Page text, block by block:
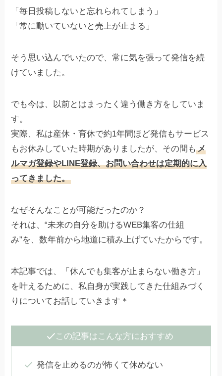
「毎日投稿しないと忘れられてしまう」
「常に動いていないと売上が止まる」
そう思い込んでいたので、常に気を張って発信を続
けていました。
でも今は、以前とはまったく違う働き方をしていま
す。
実際、私は産休・育休で約1年間ほど発信もサービス
もお休みしていた時期がありましたが、その間もメ
ルマガ登録やLINE登録、お問い合わせは定期的に入
ってきました。
なぜそんなことが可能だったのか？
それは、“未来の自分を助けるWEB集客の仕組
み”を、数年前から地道に積み上げていたからです。
本記事では、「休んでも集客が止まらない働き方」
を叶えるために、私自身が実践してきた仕組みづく
りについてお話していきます＊
この記事はこんな方におすすめ
発信を止めるのが怖くて休めない